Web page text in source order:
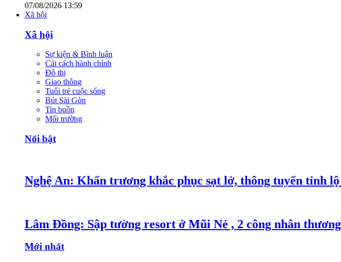
07/08/2026 13:59
Xã hội
Xã hội
Sự kiện & Bình luận
Cải cách hành chính
Đô thị
Giao thông
Tuổi trẻ cuộc sống
Bút Sài Gòn
Tin buồn
Môi trường
Nổi bật
Nghệ An: Khẩn trương khắc phục sạt lở, thông tuyến tỉnh lộ
Lâm Đồng: Sập tường resort ở Mũi Né , 2 công nhân
Mới nhất